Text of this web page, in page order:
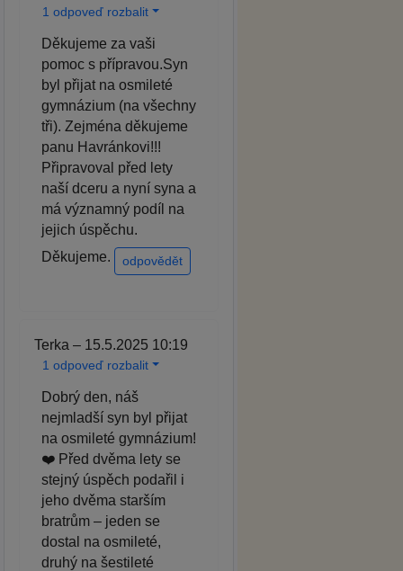
1 odpoveď rozbalit
Děkujeme za vaši
pomoc s přípravou.Syn
byl přijat na osmileté
gymnázium (na všechny
tři). Zejména děkujeme
panu Havránkovi!!!
Připravoval před lety
naší dceru a nyní syna a
má významný podíl na
jejich úspěchu.
Děkujeme.
odpovědět
Terka – 15.5.2025 10:19
1 odpoveď rozbalit
Dobrý den, náš
nejmladší syn byl přijat
na osmileté gymnázium!
❤️ Před dvěma lety se
stejný úspěch podařil i
jeho dvěma starším
bratrům – jeden se
dostal na osmileté,
druhý na šestileté